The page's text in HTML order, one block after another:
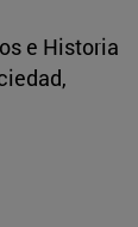
e Historia